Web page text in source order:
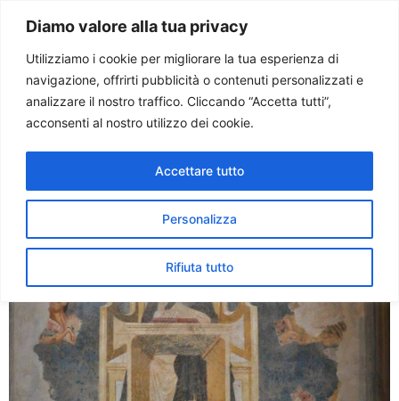
Diamo valore alla tua privacy
Utilizziamo i cookie per migliorare la tua esperienza di
navigazione, offrirti pubblicità o contenuti personalizzati e
analizzare il nostro traffico. Cliccando “Accetta tutti”,
acconsenti al nostro utilizzo dei cookie.
Personalizza
Rifiuta tutto
Accettare tutto
Paolo Ondarza
Tag:san tommaso
San Tommaso, il più antico
affresco nascosto nel muro